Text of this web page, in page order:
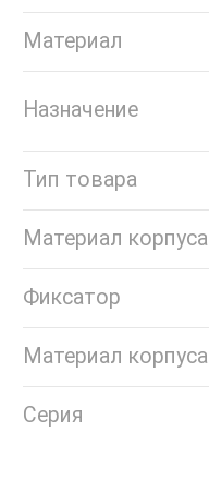
Материал
Назначение
Тип товара
Материал корпуса
Фиксатор
Материал корпуса
Серия